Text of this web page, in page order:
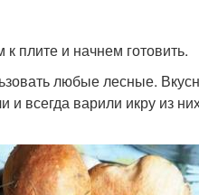
плите и начнем готовить.
любые лесные.
всегда варили икру из